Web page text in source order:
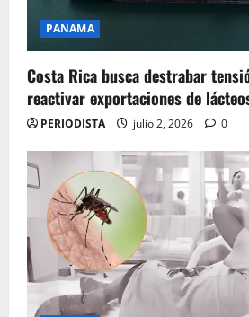
PANAMA
Costa Rica busca destrabar
reactivar exportaciones de
PERIODISTA julio 2, 2026 0